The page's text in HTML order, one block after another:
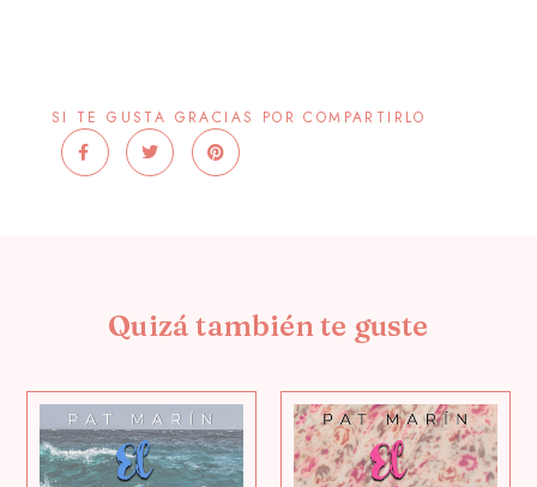
SI TE GUSTA GRACIAS POR COMPARTIRLO
Quizá también te guste